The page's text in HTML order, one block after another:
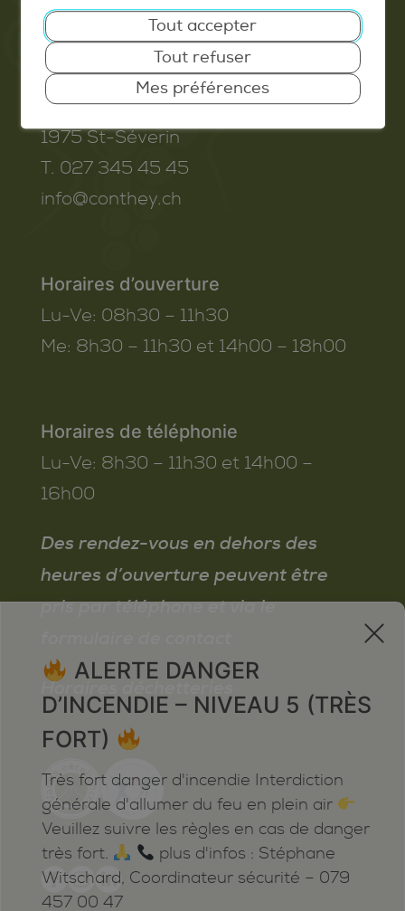
Commune de Conthey
Route de Savoie 54
1975 St-Séverin
T. 027 345 45 45
info@conthey.ch
Horaires d’ouverture
Lu-Ve: 08h30 – 11h30
Me: 8h30 – 11h30 et 14h00 – 18h00
Horaires de téléphonie
Lu-Ve: 8h30 – 11h30 et 14h00 –
16h00
Des rendez-vous en dehors des
heures d’ouverture peuvent être
pris par téléphone et via le
Horaires déchetteries
x
ALERTE DANGER
D’INCENDIE – NIVEAU 5 (TRÈS
FORT)
Très fort danger d'incendie Interdiction
générale d'allumer du feu en plein air
Veuillez suivre les règles en cas de danger
très fort.
plus d'infos : Stéphane
Witschard, Coordinateur sécurité – 079
457 00 47
Tout accepter
Tout refuser
Mes préférences